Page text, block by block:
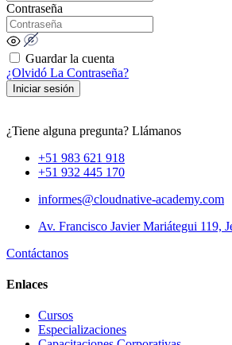
Contraseña
Guardar la cuenta
¿Olvidó La Contraseña?
Iniciar sesión
¿Tiene alguna pregunta? Llámanos
+51 983 621 918
+51 932 445 170
informes@cloudnative-academy.com
Av. Francisco Javier Mariátegui 119,
Contáctanos
Enlaces
Cursos
Especializaciones